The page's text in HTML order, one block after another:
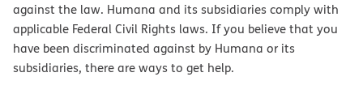
against the law. Humana and its subsidiaries comply with
applicable Federal Civil Rights laws. If you believe that you
have been discriminated against by Humana or its
subsidiaries, there are ways to get help.